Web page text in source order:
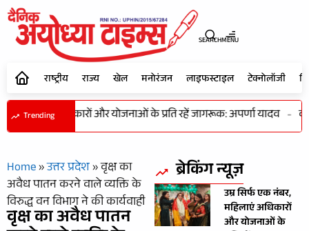
SEARCHMENU
राष्ट्रीय राज्य खेल मनोरंजन लाइफस्टाइल टेक्नोलॉजी
Trending
महिलाएं अधिकारों और योजनाओं के प्रति रहें जागरूक: अपर्णा यादव
Home»उत्तर प्रदेश»वृक्ष का
अवैध पातन करने वाले व्यक्ति के
विरुद्ध वन विभाग ने की कार्यवाही
वृक्ष का अवैध पातन
ब्रेकिंग न्यूज़
उम्र सिर्फ एक नंबर,
महिलाएं अधिकारों
और योजनाओं के